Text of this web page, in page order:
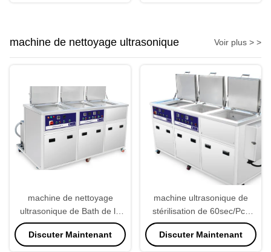
machine de nettoyage ultrasonique Voir plus > >
machine de nettoyage
ultrasonique de Bath de la
fente 22kw, lavage
ultrasonique de short de la
Discuter Maintenant
machine ultrasonique de
stérilisation de 60sec/Pcs
220V pour des industries
Discuter Maintenant